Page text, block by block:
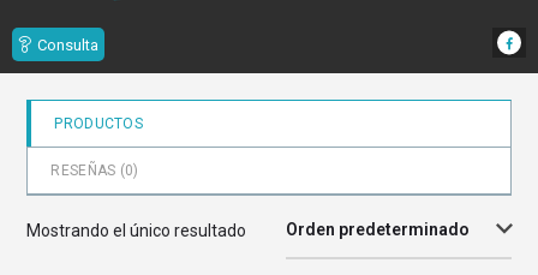
Consulta
PRODUCTOS
RESEÑAS (0)
Mostrando el único resultado Orden predeterminado